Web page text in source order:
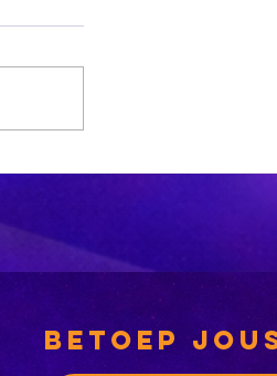
‘ANC-
is deeglik
betoep